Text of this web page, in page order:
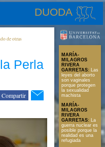
DUODA
de otras
Perla
Compartir
MARÍA-
MILAGROS
RIVERA
GARRETAS: Las
leyes del aborto
son vaginales
porque protegen
la sexualidad
machista
MARÍA-
MILAGROS
RIVERA
GARRETAS: La
guerra nuclear es
posible porque la
realidad es una
refugiada